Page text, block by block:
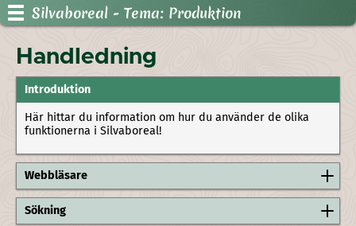
Silvaboreal - Tema: Produktion
Handledning
Introduktion
Här hittar du information om hur du använder de olika
funktionerna i Silvaboreal!
Webbläsare
Sökning